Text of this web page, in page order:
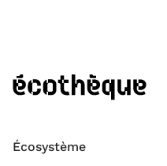
Écosystème